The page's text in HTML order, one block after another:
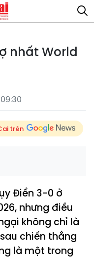
nhất World
trên
Điển 3-0 ở
nhưng điều
không chỉ là
chiến thắng
là một trong